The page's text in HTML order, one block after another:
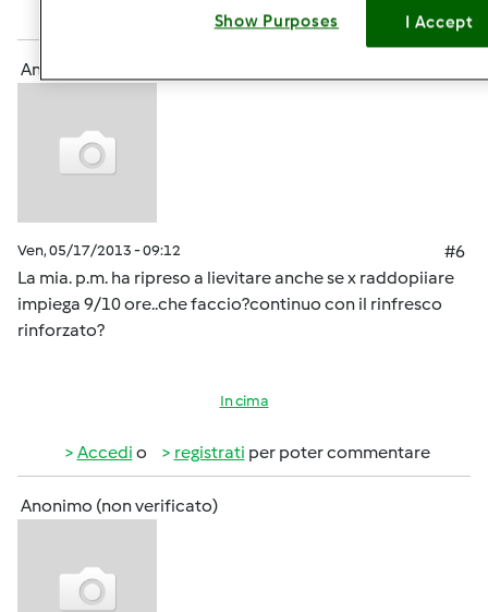
registratiper poter commentare
Anonimo (non verificato)
Ven, 05/17/2013 - 09:12
#6
La mia. p.m. ha ripreso a lievitare anche se x raddopiiare
impiega 9/10 ore..che faccio?continuo con il rinfresco
rinforzato?
In cima
Accedi o registrati per poter commentare
Anonimo (non verificato)
Show Purposes I Accept